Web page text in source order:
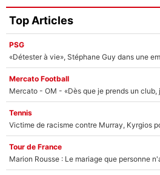
Top Articles
PSG
«Détester à vie», Stéphane Guy dans une
Mercato Football
Tennis
Tour de France
Marion Rousse : Le mariage que personne